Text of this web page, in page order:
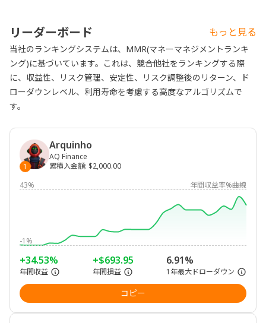
リーダーボード もっと見る
当社のランキングシステムは、MMR(マネーマネジメントランキ
ング)に基づいています。これは、競合他社をランキングする際
に、収益性、リスク管理、安定性、リスク調整後のリターン、ド
ローダウンレベル、利用寿命を考慮する高度なアルゴリズムで
す。
1
Arquinho
AQ Finance
累積入金額: $2,000.00
43%
年間収益率%曲線
-1%
+34.53%
年間収益
+$693.95
年間損益
6.91%
1年最大ドローダウン
コピー